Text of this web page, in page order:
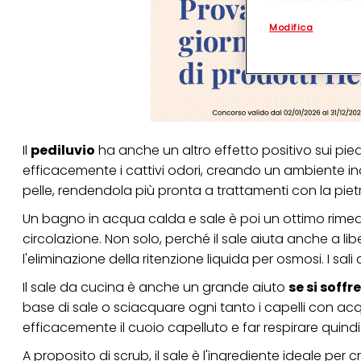
Il pediluvio ha anche un altro effetto positivo sui
efficacemente i cattivi odori, creando un ambiente
pelle, rendendola più pronta a trattamenti con la
Un bagno in acqua calda e sale è poi un ottimo
circolazione. Non solo, perché il sale aiuta anche a
l'eliminazione della ritenzione liquida per osmosi. I
Il sale da cucina è anche un grande aiuto se si
base di sale o sciacquare ogni tanto i capelli con
efficacemente il cuoio capelluto e far respirare
A proposito di scrub, il sale è l'ingrediente ideale per
.
(rispettivamente
terzi, conservare
identificati) su
misurare e
Puoi trovare
qualsiasi momento
collegata nel piè di
periodo di
"modifica" di
Se fai clic su
per uno o più degli
tuoi dati personali
necessari per
Modifica